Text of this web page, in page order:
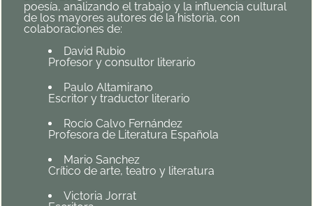
poesía, analizando el trabajo y la influencia cultural
de los mayores autores de la historia, con
colaboraciones de:
David Rubio
Profesor y consultor literario
Paulo Altamirano
Escritor y traductor literario
Rocío Calvo Fernández
Profesora de Literatura Española
Mario Sanchez
Crítico de arte, teatro y literatura
Victoria Jorrat